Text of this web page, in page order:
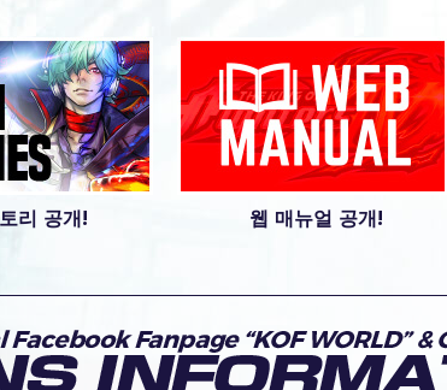
리 공개! 웹 매뉴얼 공개!